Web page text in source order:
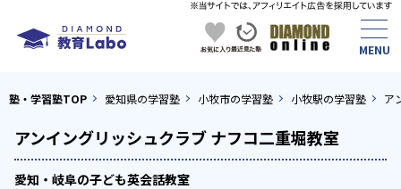
塾・学習塾TOP 愛知県の学習塾 小牧市の学習塾 小牧駅の学習塾 ア
アンイングリッシュクラブ ナフコ二重堀教室
愛知・岐阜の子ども英会話教室